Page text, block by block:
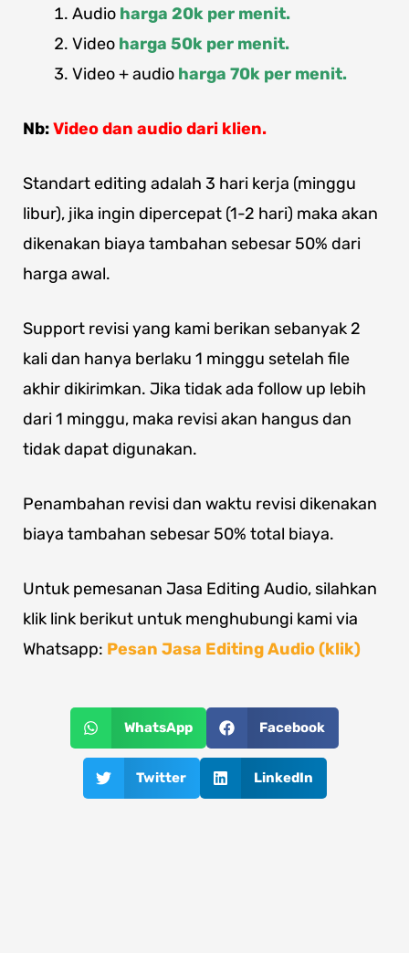
Audio harga 20k per menit.
Video harga 50k per menit.
Video + audio harga 70k per menit.
Nb:Video dan audio dari klien.
Standart editing adalah 3 hari kerja (minggu
libur), jika ingin dipercepat (1-2 hari) maka akan
dikenakan biaya tambahan sebesar 50% dari
harga awal.
Support revisi yang kami berikan sebanyak 2
kali dan hanya berlaku 1 minggu setelah file
akhir dikirimkan. Jika tidak ada follow up lebih
dari 1 minggu, maka revisi akan hangus dan
tidak dapat digunakan.
Penambahan revisi dan waktu revisi dikenakan
biaya tambahan sebesar 50% total biaya.
Untuk pemesanan Jasa Editing Audio, silahkan
klik link berikut untuk menghubungi kami via
Whatsapp: Pesan Jasa Editing Audio (klik)
WhatsApp Facebook
Twitter LinkedIn